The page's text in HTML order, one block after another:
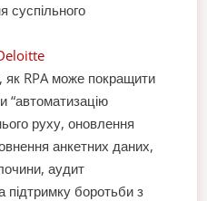
суспільного
як RPA може покращити
“автоматизацію
руху, оновлення
анкетних даних,
аудит
підтримку боротьби з